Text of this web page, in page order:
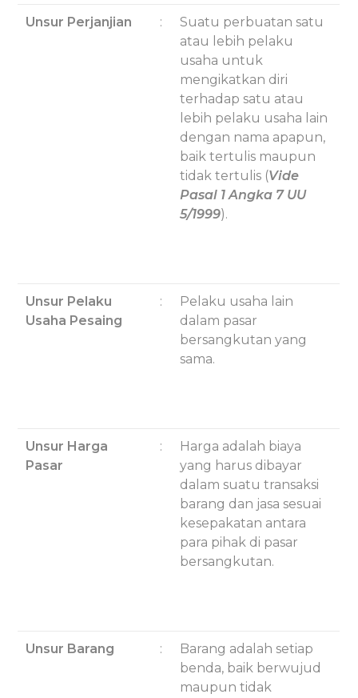
Unsur Perjanjian :
Suatu perbuatan satu
atau lebih pelaku
usaha untuk
mengikatkan diri
terhadap satu atau
lebih pelaku usaha lain
dengan nama apapun,
baik tertulis maupun
tidak tertulis (Vide
Pasal 1 Angka 7 UU
5/1999).
Unsur Pelaku
Usaha Pesaing
:
Pelaku usaha lain
dalam pasar
bersangkutan yang
sama.
Unsur Harga
Pasar
:
Harga adalah biaya
yang harus dibayar
dalam suatu transaksi
barang dan jasa sesuai
kesepakatan antara
para pihak di pasar
bersangkutan.
Unsur Barang :
Barang adalah setiap
benda, baik berwujud
maupun tidak